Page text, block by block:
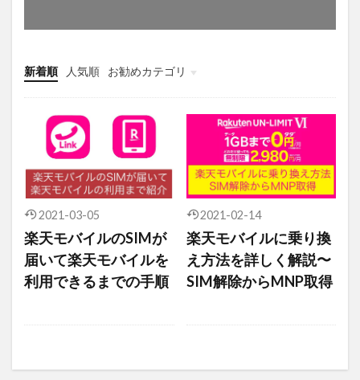
新着順 人気順 お勧めカテゴリ
未分類
2021-03-05
楽天モバイルのSIMが
届いて楽天モバイルを
利用できるまでの手順
2021-02-14
楽天モバイルに乗り換
え方法を詳しく解説〜
SIM解除からMNP取得